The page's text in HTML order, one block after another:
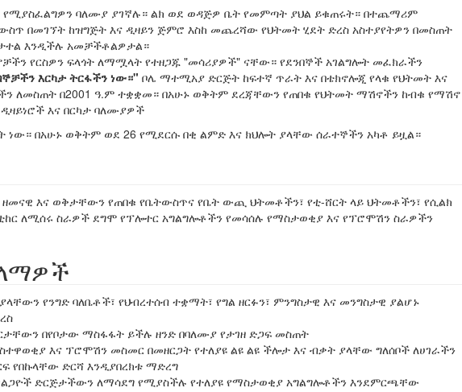
የባንዲራ ላይ ህትመት
ባለሙያ ያገኛሉ። ልክ ወደ ወዳጅዎ ቤት የመምጣት ያህል ይቁጠሩት። በተጨማሪም
በመገኘት ከዝግጅት እና ዲዛይን ጅምሮ እስከ መጨረሻው የህትመት ሂደት ድረስ አስተያየትዎን በመስጠት
እንዲችሉ አመቻችቶልዎታል።
የርስዎን ፍላጎት ለማሟላት የተዘጋጁ መሳሪያዎች ናቸው። የደንበኞች አገልግሎት መፈክራችን
እርካታ ትርፋችን ነው። ቦሌ ማተሚአያ ድርጅት ከፍተኛ ጥራት እና በቴክኖሎጂ የላቁ የህትመት እና
ለመስጠት በ2001 ዓ.ም ተቋቋመ። በአሁኑ ወቅትም ደረጃቸውን የጠበቁ የህትመት ማሽኖችን ከብቁ የማሽኖ
እና በርካታ ባለሙያዎች
ነው። በአሁኑ ወቅትም ወደ 26 የሚደርሱ በቂ ልምድ እና ክህሎት ያላቸው ሰራተኞችን አካቶ ይዟል።
እና ወቅታቸውን የጠበቁ የቤትውስጥና የቤት ውጪ ህትመቶችን፣ የቲ-ሸርት ላይ ህትመቶችን፣ የሲልክ
ለሚሰሩ ስራዎች ደግሞ የፕሎተር አግልግሎቶችን የመሳሰሉ የማስታወቂያ እና የፕሮሞሽን ስራዎችን
የንግድ ባለቤቶች፣ የህብረተሰብ ተቋማት፣ የግል ዘርፉን፣ ምንግስታዊ እና መንግስታዊ ያልሆኑ
በየቦታው ማስፋፋት ይችሉ ዘንድ በባለሙያ የታገዘ ድጋፍ መስጠት
እና ፕሮሞሽን መስመር በመዘርጋት የተለያዩ ልዩ ልዩ ችሎታ እና ብቃት ያላቸው ግለሰቦች ለሀገራችን
የበኩላቸው ድርሻ እንዲያበረክቱ ማድረግ
ድርጅታችውን ለማሳደግ የሚያስችሉ የተለያዩ የማስታወቂያ አግልግሎቶችን እንደምርጫቸው